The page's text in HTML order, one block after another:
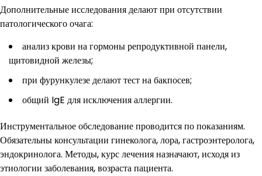
Дополнительные исследования делают при отсутствии
патологического очага:
анализ крови на гормоны репродуктивной панели,
щитовидной железы;
при фурункулезе делают тест на бакпосев;
общий IgE для исключения аллергии.
Инструментальное обследование проводится по показаниям.
Обязательны консультации гинеколога, лора, гастроэнтеролога,
эндокринолога. Методы, курс лечения назначают, исходя из
этиологии заболевания, возраста пациента.